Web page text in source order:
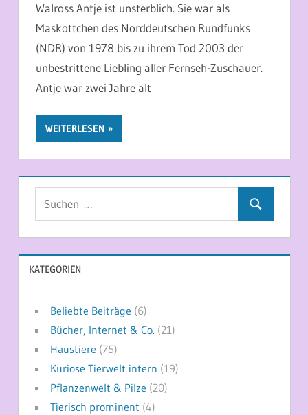
Walross Antje ist unsterblich. Sie war als
Maskottchen des Norddeutschen Rundfunks
(NDR) von 1978 bis zu ihrem Tod 2003 der
unbestrittene Liebling aller Fernseh-Zuschauer.
Antje war zwei Jahre alt
WEITERLESEN
Suchen
KATEGORIEN
Beliebte Beiträge (6)
Bücher, Internet & Co. (21)
Haustiere (75)
Kuriose Tierwelt intern (19)
Pflanzenwelt & Pilze (20)
Tierisch prominent (4)